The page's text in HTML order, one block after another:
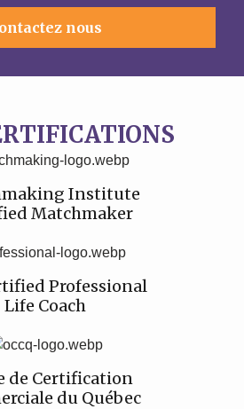
nous
Institute
Matchmaker
Professional
Life Coach
de Certification
du Québec